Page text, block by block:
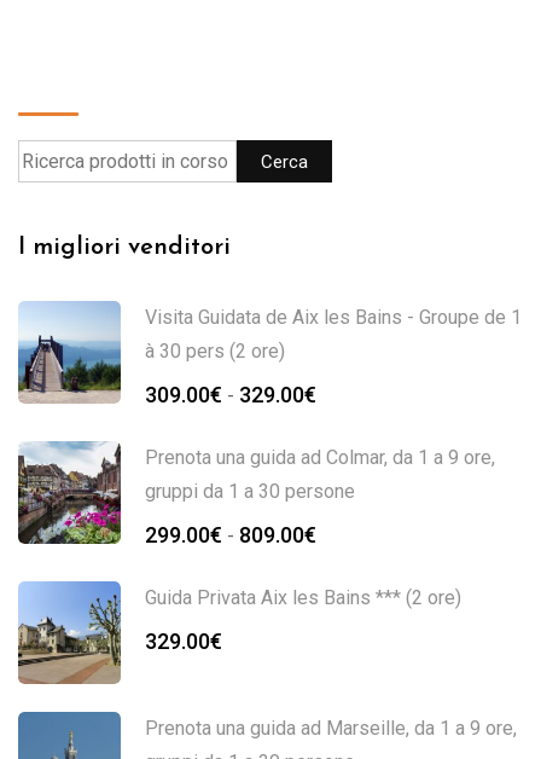
Cerca
I migliori venditori
Visita Guidata de Aix les Bains - Groupe de 1
à 30 pers (2 ore)
309.00€ - 329.00€
Prenota una guida ad Colmar, da 1 a 9 ore,
gruppi da 1 a 30 persone
299.00€ - 809.00€
Guida Privata Aix les Bains *** (2 ore)
329.00€
Prenota una guida ad Marseille, da 1 a 9 ore,